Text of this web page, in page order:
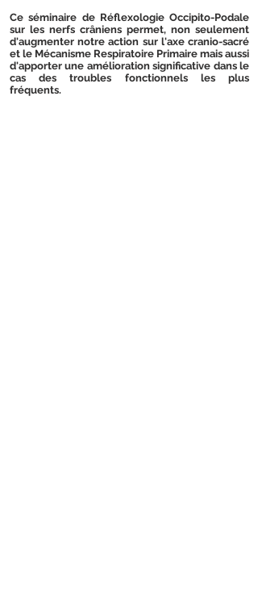
Ce séminaire de Réflexologie Occipito-Podale
sur les nerfs crâniens permet, non seulement
d'augmenter notre action sur l'axe cranio-sacré
et le Mécanisme Respiratoire Primaire mais aussi
d'apporter une amélioration significative dans le
cas des troubles fonctionnels les plus
fréquents.